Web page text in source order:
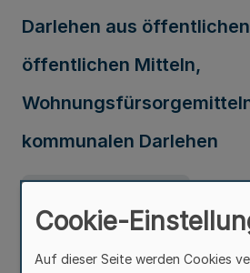
Darlehen aus
öffentlichen Mitteln,
kommunalen Darlehen
Cookie-
Auf dieser Seite werden Cookies